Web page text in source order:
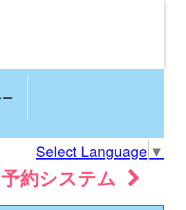
Select Language ▼
約システム